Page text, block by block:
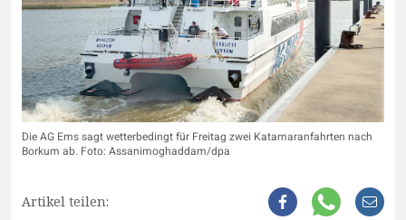
Die AG Ems sagt wetterbedingt für Freitag zwei Katamaranfahrten nach
Borkum ab. Foto: Assanimoghaddam/dpa
Artikel teilen: